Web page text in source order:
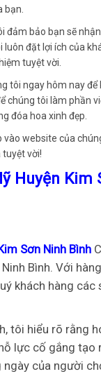
bạn.
đảm bảo bạn sẽ
luôn đặt lợi ích của
tuyệt vời.
tôi ngay hôm nay
chúng tôi làm phần
đóa hoa xinh đẹp.
vào website của
vời!
Huyện Kim
Sơn Ninh Bình
Bình. Với
khách hàng
tôi hiểu rõ rằng
lực cố gắng
của người